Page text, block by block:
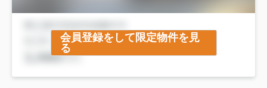
会員登録をして限定物件を見
る